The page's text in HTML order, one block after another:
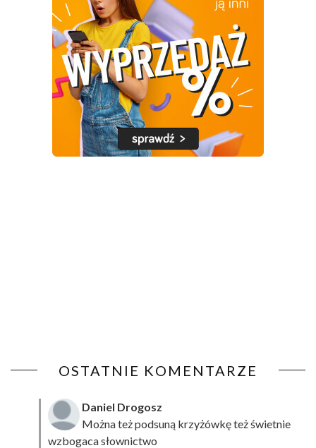
OSTATNIE KOMENTARZE
Daniel Drogosz
Można też podsuną krzyżówkęteż świetnie
wzbogaca słownictwo